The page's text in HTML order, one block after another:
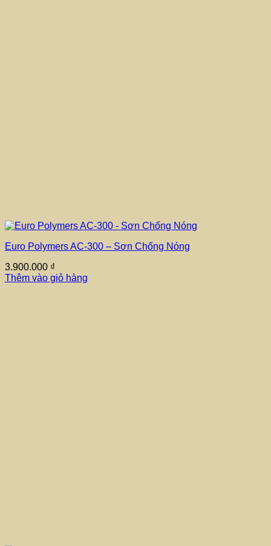
Euro Polymers AC-300 – Sơn Chống Nóng
3.900.000 ₫
Thêm vào giỏ hàng